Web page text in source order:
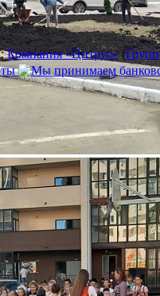
Компания «Цитрус»(